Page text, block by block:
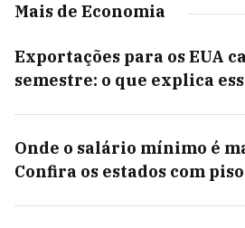
Mais de Economia
Exportações para os EUA
semestre: o que explica
Onde o salário mínimo é
Confira os estados com